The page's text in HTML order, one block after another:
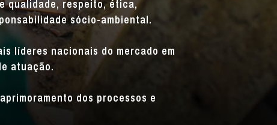
qualidade, respeito, ética,
sócio-ambiental.
líderes nacionais do mercado em
atuação.
dos processos e